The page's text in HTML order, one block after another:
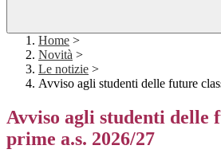
Home >
Novità >
Le notizie >
Avviso agli studenti delle future
Avviso agli studenti delle
prime a.s. 2026/27